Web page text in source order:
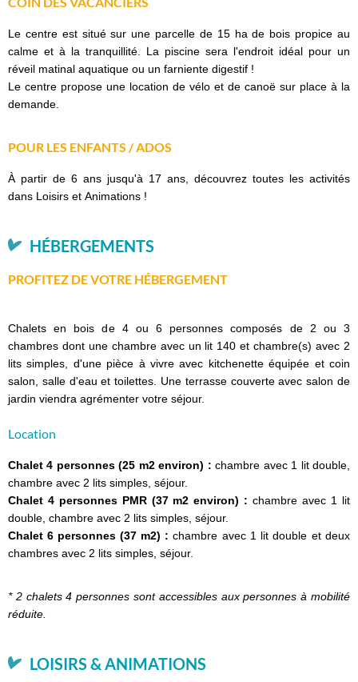
Le centre est situé sur une parcelle de 15 ha de bois propice au
calme et à la tranquillité. La piscine sera l'endroit idéal pour un
réveil matinal aquatique ou un farniente digestif !
Le centre propose une location de vélo et de canoë sur place à la
demande.
POUR LES ENFANTS / ADOS
À partir de 6 ans jusqu'à 17 ans, découvrez toutes les activités
dans Loisirs et Animations !
HÉBERGEMENTS
PROFITEZ DE VOTRE HÉBERGEMENT
Chalets en bois de 4 ou 6 personnes composés de 2 ou 3
chambres dont une chambre avec un lit 140 et chambre(s) avec 2
lits simples, d'une pièce à vivre avec kitchenette équipée et coin
salon, salle d'eau et toilettes. Une terrasse couverte avec salon de
jardin viendra agrémenter votre séjour.
Location
Chalet 4 personnes (25 m2 environ) : chambre avec 1 lit double,
chambre avec 2 lits simples, séjour.
Chalet 4 personnes PMR (37 m2 environ) : chambre avec 1 lit
double, chambre avec 2 lits simples, séjour.
Chalet 6 personnes (37 m2) : chambre avec 1 lit double et deux
chambres avec 2 lits simples, séjour.
* 2 chalets 4 personnes sont accessibles aux personnes à mobilité
réduite.
LOISIRS & ANIMATIONS